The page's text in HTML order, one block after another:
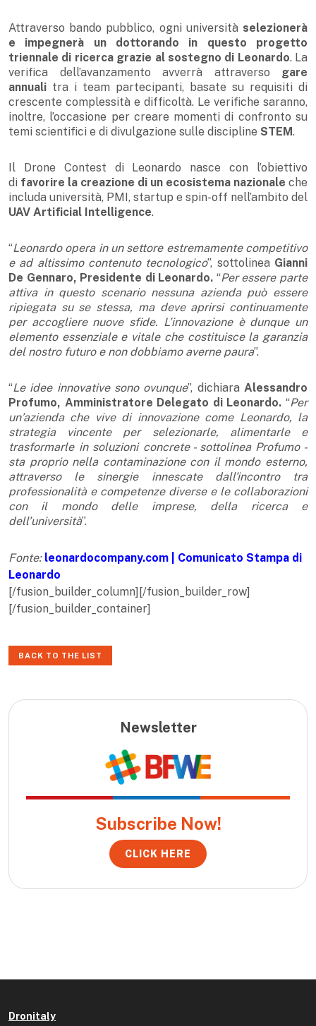
Attraverso bando pubblico, ogni università selezionerà
e impegnerà un dottorando in questo progetto
triennale di ricerca grazie al sostegno di Leonardo. La
verifica dell’avanzamento avverrà attraverso gare
annuali tra i team partecipanti, basate su requisiti di
crescente complessità e difficoltà. Le verifiche saranno,
inoltre, l’occasione per creare momenti di confronto su
temi scientifici e di divulgazione sulle discipline STEM.
Il Drone Contest di Leonardo nasce con l’obiettivo
di favorire la creazione di un ecosistema nazionale che
includa università, PMI, startup e spin-off nell’ambito del
UAV Artificial Intelligence.
“Leonardo opera in un settore estremamente competitivo
e ad altissimo contenuto tecnologico”, sottolinea Gianni
De Gennaro, Presidente di Leonardo. “Per essere parte
attiva in questo scenario nessuna azienda può essere
ripiegata su se stessa, ma deve aprirsi continuamente
per accogliere nuove sfide. L’innovazione è dunque un
elemento essenziale e vitale che costituisce la garanzia
del nostro futuro e non dobbiamo averne paura”.
“Le idee innovative sono ovunque”, dichiaraAlessandro
Profumo, Amministratore Delegato di Leonardo. “Per
un’azienda che vive di innovazione come Leonardo, la
strategia vincente per selezionarle, alimentarle e
trasformarle in soluzioni concrete - sottolinea Profumo -
sta proprio nella contaminazione con il mondo esterno,
attraverso le sinergie innescate dall'incontro tra
professionalità e competenze diverse e le collaborazioni
con il mondo delle imprese, della ricerca e
dell’università”.
Fonte: leonardocompany.com
Comunicato Stampa di
Leonardo
[/fusion_builder_column][/fusion_builder_row]
[/fusion_builder_container]
BACK TO THE LIST
Newsletter
Subscribe Now!
CLICK HERE
Dronitaly